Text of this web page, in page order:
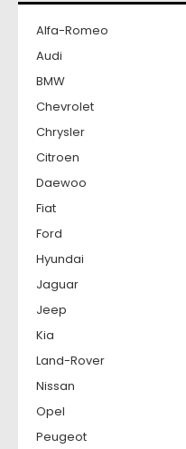
Alfa-Romeo
Audi
BMW
Chevrolet
Chrysler
Citroen
Daewoo
Fiat
Ford
Hyundai
Jaguar
Jeep
Kia
Land-Rover
Nissan
Opel
Peugeot